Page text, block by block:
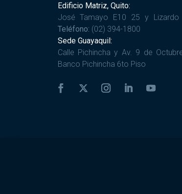
Edificio Matriz, Quito:
José Tamayo E10 25 y
Teléfono: (02) 394-1800
Sede Guayaquil:
Calle Pichincha y Av. 9 de
Banco Pichincha 6to Piso